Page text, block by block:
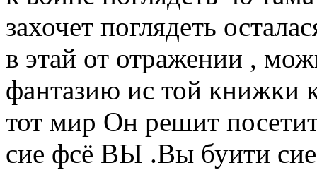
захочет поглядеть
в этай от отражении ,
фантазию ис той книжки
тот мир Он решит
сие фсё ВЫ .Вы буити